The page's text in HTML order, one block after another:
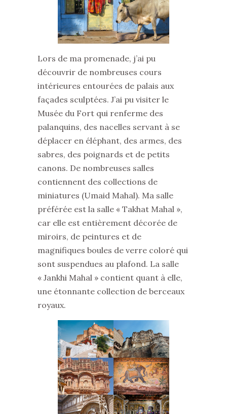
Lors de ma promenade, j’ai pu
découvrir de nombreuses cours
intérieures entourées de palais aux
façades sculptées. J’ai pu visiter le
Musée du Fort qui renferme des
palanquins, des nacelles servant à se
déplacer en éléphant, des armes, des
sabres, des poignards et de petits
canons. De nombreuses salles
contiennent des collections de
miniatures (Umaid Mahal). Ma salle
préférée est la salle « Takhat Mahal »,
car elle est entièrement décorée de
miroirs, de peintures et de
magnifiques boules de verre coloré qui
sont suspendues au plafond. La salle
« Jankhi Mahal » contient quant à elle,
une étonnante collection de berceaux
royaux.